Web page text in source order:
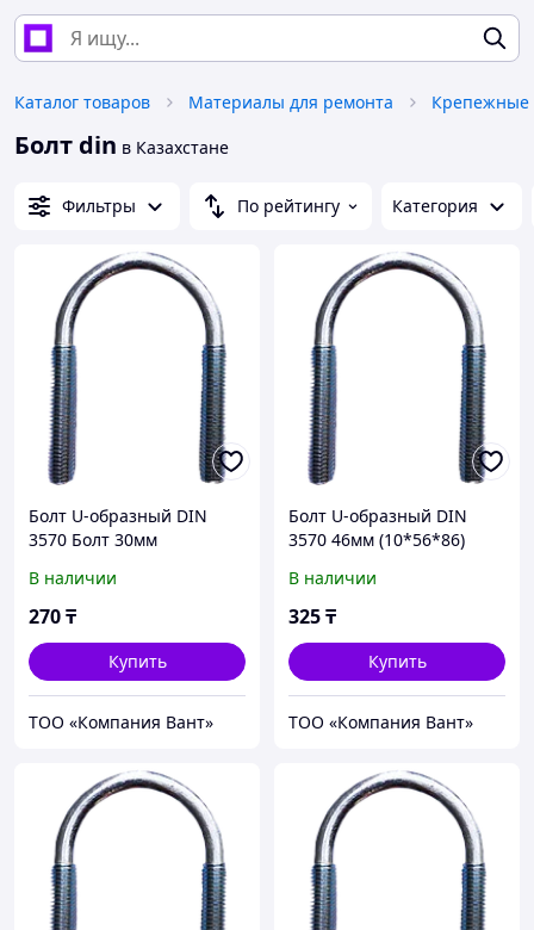
Каталог товаров Материалы для ремонта Крепежные
Болт din в Казахстане
Фильтры По рейтингу Категория
Болт U-образный DIN
3570 Болт 30мм
В наличии
270₸
Купить
ТОО «Компания Вант»
Болт U-образный DIN
3570 46мм (10*56*86)
В наличии
325₸
Купить
ТОО «Компания Вант»